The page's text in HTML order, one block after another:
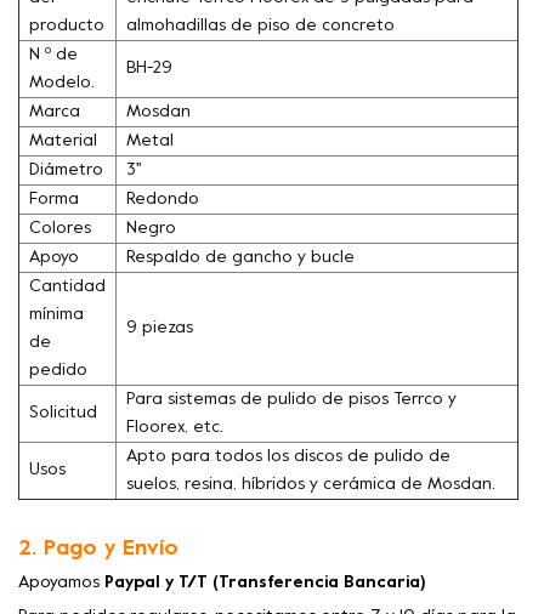
producto
almohadillas de piso de concreto
N º de
Modelo.
BH-29
Marca
Mosdan
Material
Metal
Diámetro
3''
Forma
Redondo
Colores
Negro
Apoyo
Respaldo de gancho y bucle
Cantidad
mínima
de
pedido
9 piezas
Solicitud
Para sistemas de pulido de pisos Terrco y
Floorex, etc.
Usos
Apto para todos los discos de pulido de
suelos, resina, híbridos y cerámica de Mosdan.
2. Pago y Envío
Apoyamos Paypal y T/T (Transferencia Bancaria)